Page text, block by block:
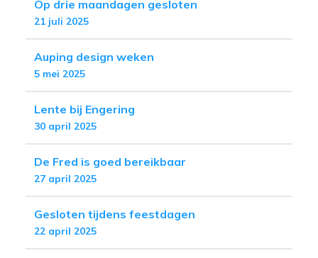
Op drie maandagen gesloten
21 juli 2025
Auping design weken
5 mei 2025
Lente bij Engering
30 april 2025
De Fred is goed bereikbaar
27 april 2025
Gesloten tijdens feestdagen
22 april 2025